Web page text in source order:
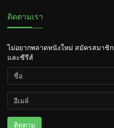
ติดตามเรา
ไม่อยากพลาดหนังใหม่ สมัครสมาชิ
และซีรีส์
ติดตาม